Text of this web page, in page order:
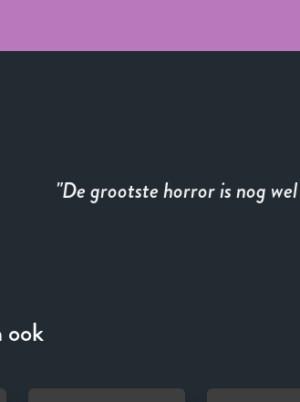
De grootste horror is nog